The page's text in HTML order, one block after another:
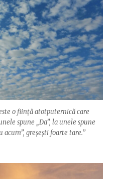
o ființă atotputernică care
spune „Da”, la unele spune
acum”, greșești foarte tare.”